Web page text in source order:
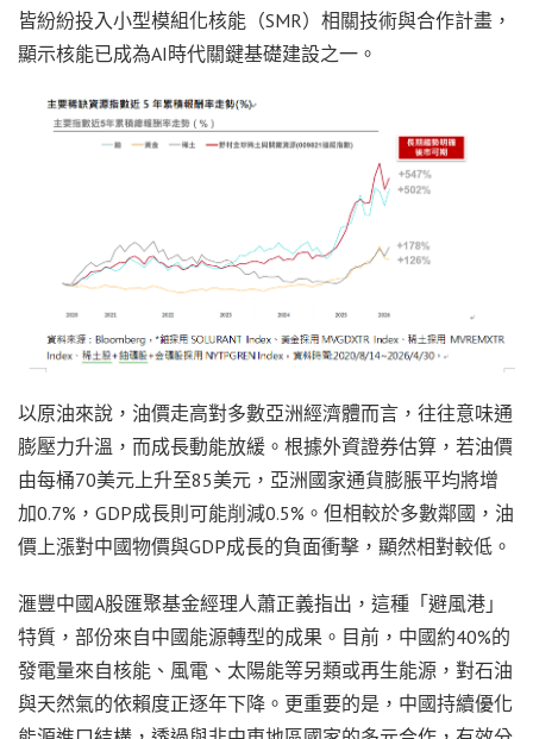
皆紛紛投入小型模組化核能（SMR）相關技術與合作計畫，
顯示核能已成為AI時代關鍵基礎建設之一。
以原油來說，油價走高對多數亞洲經濟體而言，往往意味通
膨壓力升溫，而成長動能放緩。根據外資證券估算，若油價
由每桶70美元上升至85美元，亞洲國家通貨膨脹平均將增
加0.7%，GDP成長則可能削減0.5%。但相較於多數鄰國，油
價上漲對中國物價與GDP成長的負面衝擊，顯然相對較低。
滙豐中國A股匯聚基金經理人蕭正義指出，這種「避風港」
特質，部份來自中國能源轉型的成果。目前，中國約40%的
發電量來自核能、風電、太陽能等另類或再生能源，對石油
與天然氣的依賴度正逐年下降。更重要的是，中國持續優化